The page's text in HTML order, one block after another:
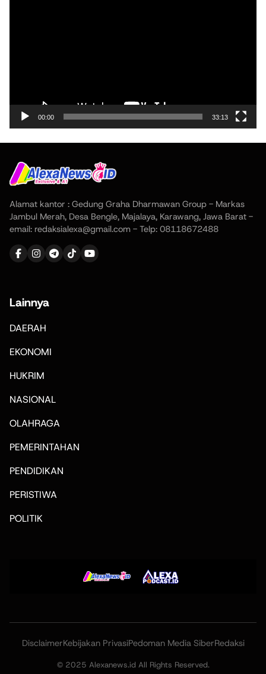
00:00 33:13
Alamat kantor : Gedung Graha Dharmawan Group - Markas
Jambul Merah, Desa Bengle, Majalaya, Karawang, Jawa Barat -
email: redaksialexa@gmail.com - Telp: 08118672488
Lainnya
DAERAH
EKONOMI
HUKRIM
NASIONAL
OLAHRAGA
PEMERINTAHAN
PENDIDIKAN
PERISTIWA
POLITIK
DisclaimerKebijakan PrivasiPedoman Media SiberRedaksi
© 2025 Alexanews.id All Rights Reserved.